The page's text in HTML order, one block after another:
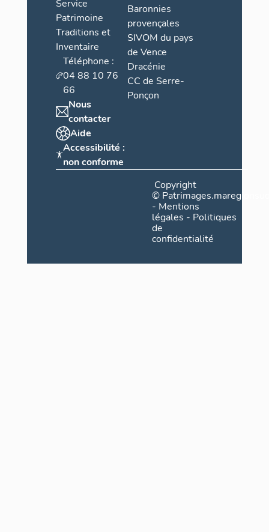
Service
Patrimoine
Traditions et
Inventaire
Téléphone :
04 88 10 76
66
Nous
contacter
Aide
Accessibilité :
non conforme
Baronnies
provençales
SIVOM du pays
de Vence
Dracénie
CC de Serre-
Ponçon
Copyright
©
- Mentions
légales - Politiques
de
confidentialité